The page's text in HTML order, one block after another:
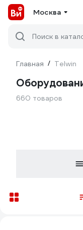
Москва
Поиск в
Главная / Telwin
660 товаров